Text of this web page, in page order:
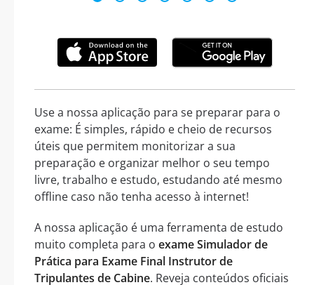
Use a nossa aplicação para se preparar para o
exame: É simples, rápido e cheio de recursos
úteis que permitem monitorizar a sua
preparação e organizar melhor o seu tempo
livre, trabalho e estudo, estudando até mesmo
offline caso não tenha acesso à internet!
A nossa aplicação é uma ferramenta de estudo
muito completa para o exame Simulador de
Prática para Exame Final Instrutor de
Tripulantes de Cabine. Reveja conteúdos oficiais